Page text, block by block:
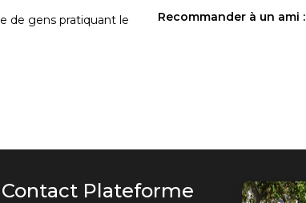
de gens pratiquant le
Recommander à un ami :
Contact Plateforme